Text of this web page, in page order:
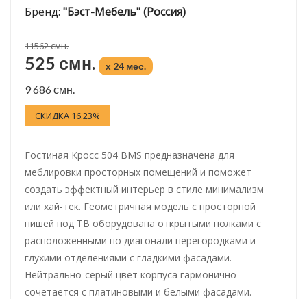
Бренд: "Бэст-Мебель" (Россия)
11562 смн.
525 смн. x 24 мес.
9 686 смн.
СКИДКА 16.23%
Гостиная Кросс 504 BMS предназначена для
меблировки просторных помещений и поможет
создать эффектный интерьер в стиле минимализм
или хай-тек. Геометричная модель с просторной
нишей под ТВ оборудована открытыми полками с
расположенными по диагонали перегородками и
глухими отделениями с гладкими фасадами.
Нейтрально-серый цвет корпуса гармонично
сочетается с платиновыми и белыми фасадами.